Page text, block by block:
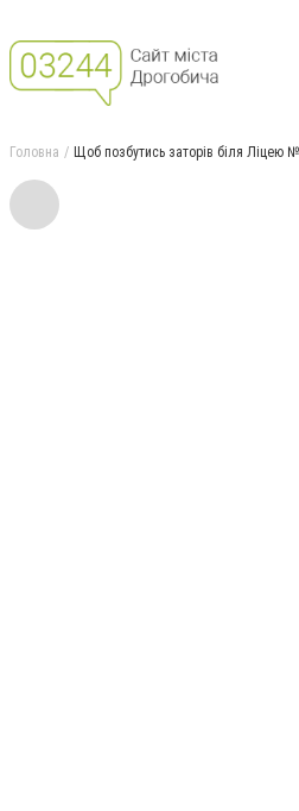
Головна Щоб позбутись заторів біля Ліцею